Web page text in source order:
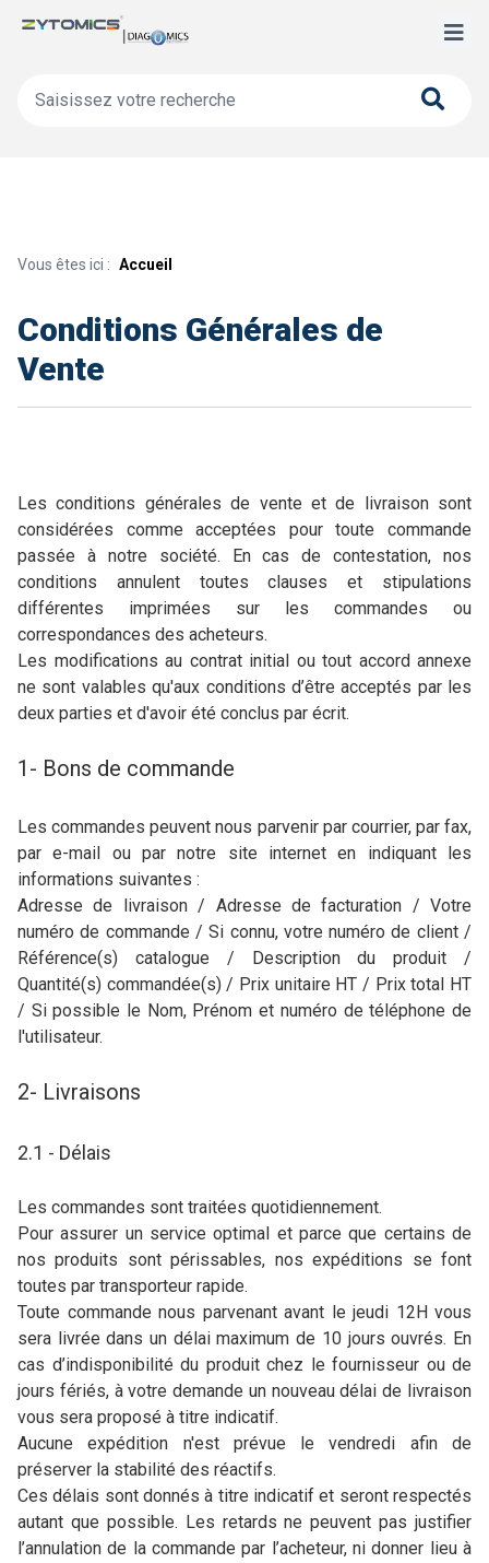
Vous êtes ici : Accueil
Conditions Générales de
Vente
Les conditions générales de vente et de livraison sont
considérées comme acceptées pour toute commande
passée à notre société. En cas de contestation, nos
conditions annulent toutes clauses et stipulations
différentes imprimées sur les commandes ou
correspondances des acheteurs.
Les modifications au contrat initial ou tout accord annexe
ne sont valables qu'aux conditions d’être acceptés par les
deux parties et d'avoir été conclus par écrit.
1- Bons de commande
Les commandes peuvent nous parvenir par courrier, par fax,
par e-mail ou par notre site internet en indiquant les
informations suivantes :
Adresse de livraison / Adresse de facturation / Votre
numéro de commande / Si connu, votre numéro de client /
Référence(s) catalogue / Description du produit /
Quantité(s) commandée(s) / Prix unitaire HT / Prix total HT
/ Si possible le Nom, Prénom et numéro de téléphone de
l'utilisateur.
2- Livraisons
2.1 - Délais
Les commandes sont traitées quotidiennement.
Pour assurer un service optimal et parce que certains de
nos produits sont périssables, nos expéditions se font
toutes par transporteur rapide.
Toute commande nous parvenant avant le jeudi 12H vous
sera livrée dans un délai maximum de 10 jours ouvrés. En
cas d’indisponibilité du produit chez le fournisseur ou de
jours fériés, à votre demande un nouveau délai de livraison
vous sera proposé à titre indicatif.
Aucune expédition n'est prévue le vendredi afin de
préserver la stabilité des réactifs.
Ces délais sont donnés à titre indicatif et seront respectés
autant que possible. Les retards ne peuvent pas justifier
l’annulation de la commande par l’acheteur, ni donner lieu à